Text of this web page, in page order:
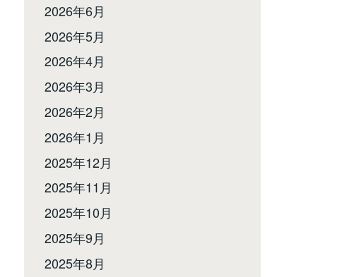
2026年6月
2026年5月
2026年4月
2026年3月
2026年2月
2026年1月
2025年12月
2025年11月
2025年10月
2025年9月
2025年8月